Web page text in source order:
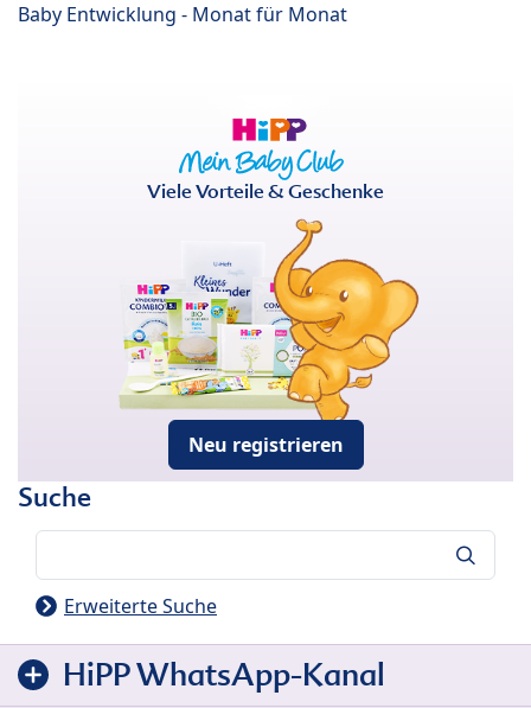
Baby Entwicklung - Monat für Monat
Viele Vorteile & Geschenke
Neu registrieren
Suche
Erweiterte Suche
HiPP WhatsApp-Kanal